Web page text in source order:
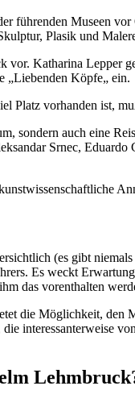
führenden Museen
Plasik und
Katharina Lepper
„Liebenden Köpfe„ ein.
Platz vorhanden ist,
sondern auch eine
Srnec,
(es gibt
Es weckt
das vorenthalten
die Möglichkeit,
interessanterweise